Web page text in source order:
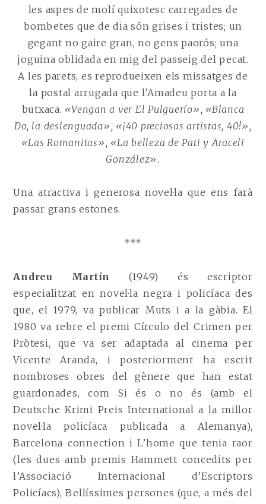
les aspes de molí quixotesc carregades de
bombetes que de dia són grises i tristes; un
gegant no gaire gran, no gens paorós; una
joguina oblidada en mig del passeig del pecat.
A les parets, es reprodueixen els missatges de
la postal arrugada que l’Amadeu porta a la
butxaca. «Vengan a ver El Pulguerío», «Blanca
Do, la deslenguada», «¡40 preciosas artistas, 40!»,
«Las Romanitas», «La belleza de Pati y Araceli
González».
Una atractiva i generosa novel·la que ens farà
passar grans estones.
***
Andreu Martín
(1949) és escriptor
especialitzat en novel·la negra i policíaca des
que, el 1979, va publicar Muts i a la gàbia. El
1980 va rebre el premi Círculo del Crimen per
Pròtesi, que va ser adaptada al cinema per
Vicente Aranda, i posteriorment ha escrit
nombroses obres del gènere que han estat
guardonades, com Si és o no és (amb el
Deutsche Krimi Preis International a la millor
novel·la policíaca publicada a Alemanya),
Barcelona connection i L’home que tenia raor
(les dues amb premis Hammett concedits per
l’Associació Internacional d’Escriptors
Policíacs), Bellíssimes persones (que, a més del